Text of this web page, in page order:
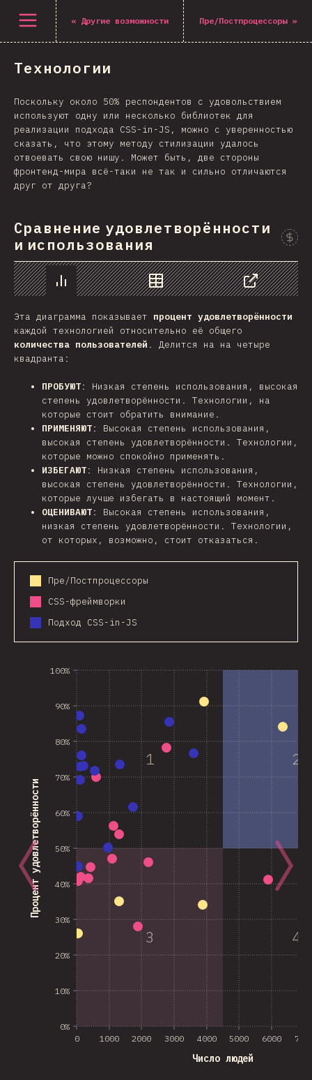
Открыть меню
« Другие возможности Пре/Постпроцессоры»
Технологии
Поскольку около 50% респондентов с удовольствием
используют одну или несколько библиотек для
реализации подхода CSS-in-JS, можно с уверенностью
сказать, что этому методу стилизации удалось
отвоевать свою нишу. Может быть, две стороны
фронтенд-мира всё-таки не так и сильно отличаются
друг от друга?
Сравнение удовлетворённости
и использования
График Данные
Поделиться
Эта диаграмма показывает процент удовлетворённости
каждой технологией относительно её общего
количества пользователей . Делится на на четыре
квадранта:
ПРОБУЮТ: Низкая степень использования, высокая
степень удовлетворённости. Технологии, на
которые стоит обратить внимание.
ПРИМЕНЯЮТ: Высокая степень использования,
высокая степень удовлетворённости. Технологии,
которые можно спокойно применять.
ИЗБЕГАЮТ: Низкая степень использования,
высокая степень удовлетворённости. Технологии,
которые лучше избегать в настоящий момент.
ОЦЕНИВАЮТ: Высокая степень использования,
низкая степень удовлетворённости. Технологии,
от которых, возможно, стоит отказаться.
Пре/Постпроцессоры
CSS-фреймворки
Подход CSS-in-JS
1 2
3 4
0 1000 2000 3000 4000 5000 6000
Число людей
0%
10%
20%
30%
40%
50%
60%
70%
80%
90%
100%
Процент удовлетворённости